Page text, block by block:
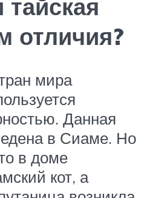
тайская
отличия?
мира
Данная
в Сиаме. Но
в доме
кот, а